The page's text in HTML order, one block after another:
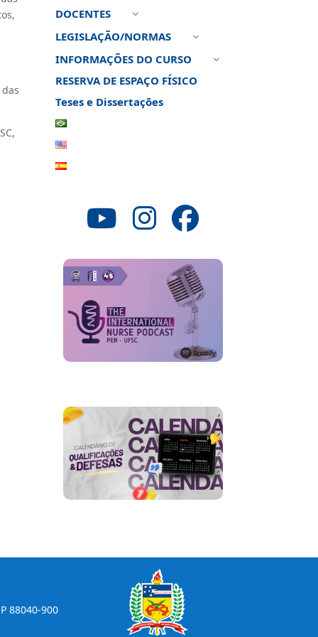
DOCENTES 3
LEGISLAÇÃO/NORMAS 3
INFORMAÇÕES DO CURSO 3
RESERVA DE ESPAÇO FÍSICO
Teses e Dissertações
88040-900